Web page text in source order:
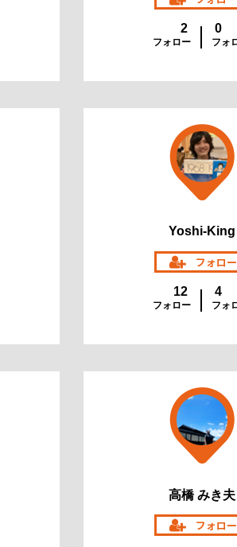
2
フォロー
0
フォ
Yoshi-King
12
フォロー
4
フォ
高橋 みき夫